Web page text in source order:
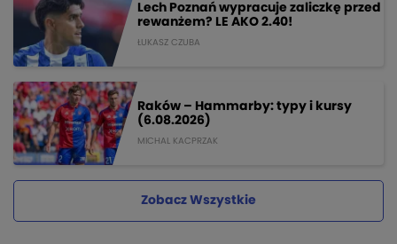
Lech Poznań wypracuje zaliczkę przed
rewanżem? LE AKO 2.40!
ŁUKASZ CZUBA
Raków – Hammarby: typy i kursy
(6.08.2026)
MICHAL KACPRZAK
Zobacz Wszystkie